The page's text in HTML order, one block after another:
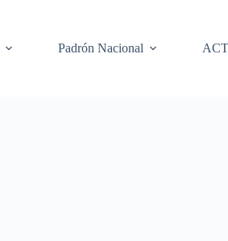
Padrón Nacional